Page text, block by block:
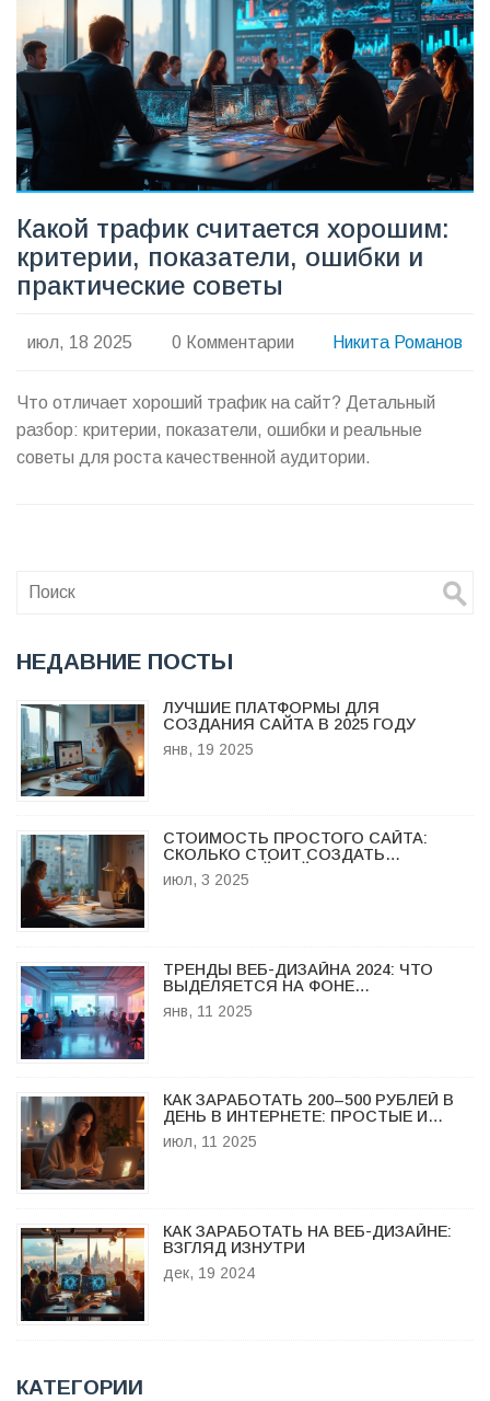
Какой трафик считается хорошим:
критерии, показатели, ошибки и
практические советы
июл, 18 2025 0 Комментарии Никита Романов
Что отличает хороший трафик на сайт? Детальный
разбор: критерии, показатели, ошибки и реальные
советы для роста качественной аудитории.
НЕДАВНИЕ ПОСТЫ
ЛУЧШИЕ ПЛАТФОРМЫ ДЛЯ
СОЗДАНИЯ САЙТА В 2025 ГОДУ
янв, 19 2025
СТОИМОСТЬ ПРОСТОГО САЙТА:
СКОЛЬКО СТОИТ СОЗДАТЬ
БЮДЖЕТНЫЙ САЙТ В 2025 ГОДУ
июл, 3 2025
ТРЕНДЫ ВЕБ-ДИЗАЙНА 2024: ЧТО
ВЫДЕЛЯЕТСЯ НА ФОНЕ
СОВРЕМЕННОСТИ
янв, 11 2025
КАК ЗАРАБОТАТЬ 200–500 РУБЛЕЙ В
ДЕНЬ В ИНТЕРНЕТЕ: ПРОСТЫЕ И
ПРОВЕРЕННЫЕ СПОСОБЫ ДЛЯ
НОВИЧКОВ
июл, 11 2025
КАК ЗАРАБОТАТЬ НА ВЕБ-ДИЗАЙНЕ:
ВЗГЛЯД ИЗНУТРИ
дек, 19 2024
КАТЕГОРИИ